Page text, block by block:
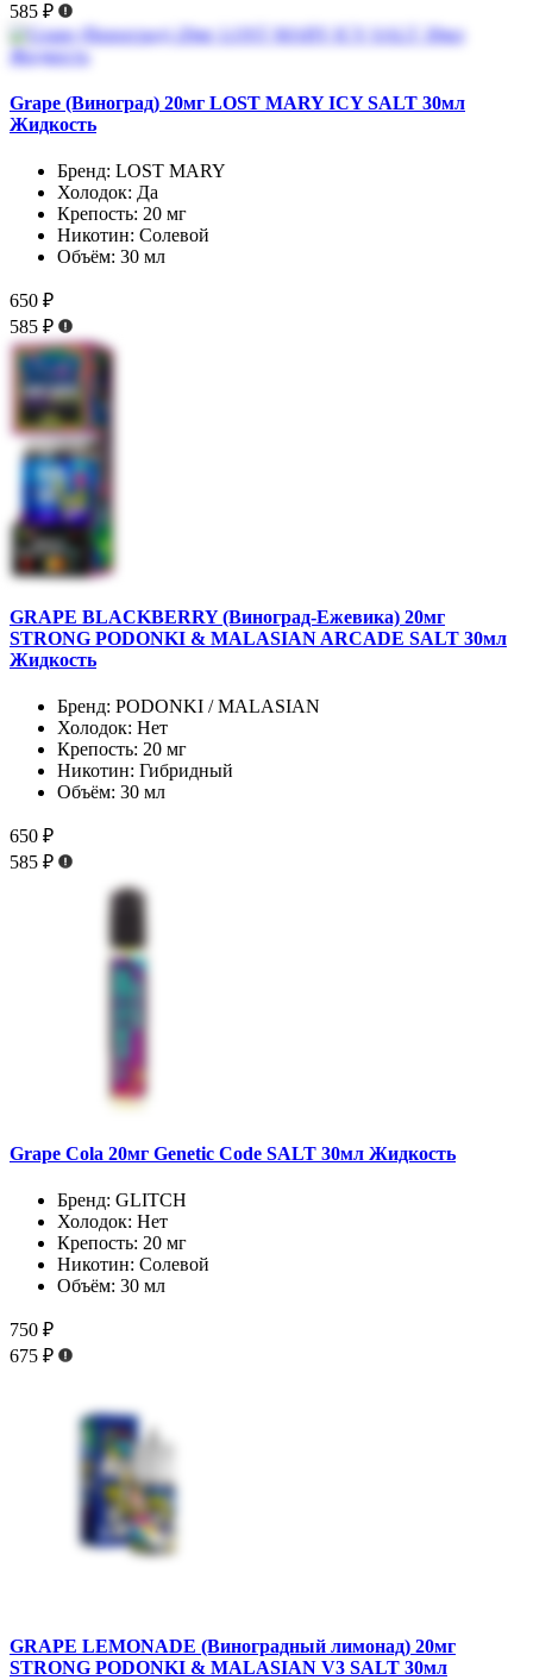
585 ₽
Grape (Виноград) 20мг LOST MARY ICY SALT 30мл
Жидкость
Бренд: LOST MARY
Холодок: Да
Крепость: 20 мг
Никотин: Солевой
Объём: 30 мл
650 ₽
585 ₽
GRAPE BLACKBERRY (Виноград-Ежевика) 20мг
STRONG PODONKI & MALASIAN ARCADE SALT 30мл
Жидкость
Бренд: PODONKI / MALASIAN
Холодок: Нет
Крепость: 20 мг
Никотин: Гибридный
Объём: 30 мл
650 ₽
585 ₽
Grape Cola 20мг Genetic Code SALT 30мл Жидкость
Бренд: GLITCH
Холодок: Нет
Крепость: 20 мг
Никотин: Солевой
Объём: 30 мл
750 ₽
675 ₽
GRAPE LEMONADE (Виноградный лимонад) 20мг
STRONG PODONKI & MALASIAN V3 SALT 30мл